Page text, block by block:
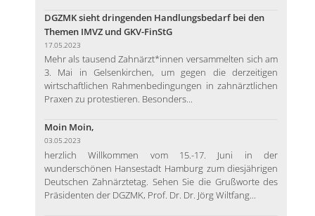
DGZMK sieht dringenden Handlungsbedarf bei den
Themen IMVZ und GKV-FinStG
17.05.2023
Mehr als tausend Zahnärzt*innen versammelten sich am
3. Mai in Gelsenkirchen, um gegen die derzeitigen
wirtschaftlichen Rahmenbedingungen in zahnärztlichen
Praxen zu protestieren. Besonders...
Moin Moin,
03.05.2023
herzlich Willkommen vom 15.-17. Juni in der
wunderschönen Hansestadt Hamburg zum diesjährigen
Deutschen Zahnärztetag. Sehen Sie die Grußworte des
Präsidenten der DGZMK, Prof. Dr. Dr. Jörg Wiltfang...